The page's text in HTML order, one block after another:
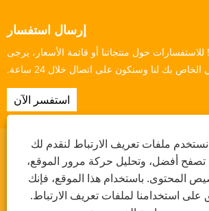
إرسال استفسار
حول منتجاتنا أو قائمة الأسعار، يرجى
الخاص بك لنا وسنكون على اتصال خلال 24 ساعة.
استفسر الآن
Sitemap
RSS
XML سياسة الخصوصية
ملفات تعريف الارتباط لنقدم لك
تصفح أفضل، وتحليل حركة مرور الموقع،
المحتوى. باستخدام هذا الموقع، فإنك
على استخدامنا لملفات تعريف الارتباط.